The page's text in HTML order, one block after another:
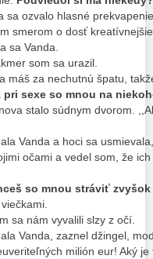
sa ozvalo hlasné
smerom o dosť
sa Vanda.
som sa urazil.
máš za nechutnú špatu,
pri sexe so mnou na
stalo súdnym dvorom.
Vanda a hoci sa
očami a vedel som, že
so mnou stráviť
sa nám vyvalili slzy z očí.
Vanda, zaznel džingel,
milión eur! Aký